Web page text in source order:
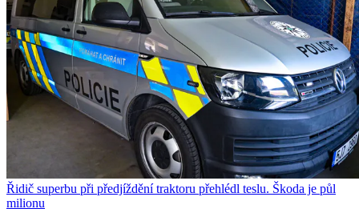
Řidič superbu při předjíždění traktoru přehlédl teslu. Škoda je půl
milionu